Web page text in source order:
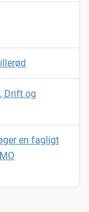
Drift og
en fagligt